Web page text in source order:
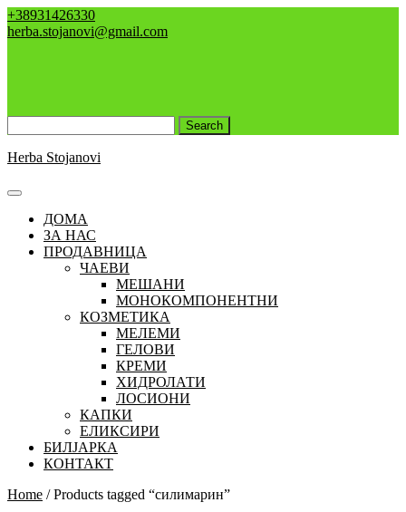
Skip
to
+38931426330
herba.stojanovi@gmail.com
for:
Herba Stojanovi
Open
ButtonДОМА
ЗА НАС
ПРОДАВНИЦА
ЧАЕВИ
МЕШАНИ
МОНОКОМПОНЕНТНИ
КОЗМЕТИКА
МЕЛЕМИ
ГЕЛОВИ
КРЕМИ
ХИДРОЛАТИ
ЛОСИОНИ
КАПКИ
ЕЛИКСИРИ
БИЛЈАРКА
КОНТАКТ
Close
Home / Products tagged “силимарин”